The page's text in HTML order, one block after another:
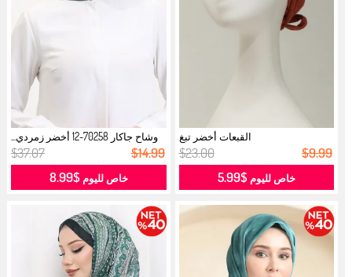
القبعات أخضر تبغ
$23.00 $9.99
خاص لليوم$5.99
وشاح جاكار 70258-12 أخضر زمردي...
$37.07 $14.99
خاص لليوم$8.99